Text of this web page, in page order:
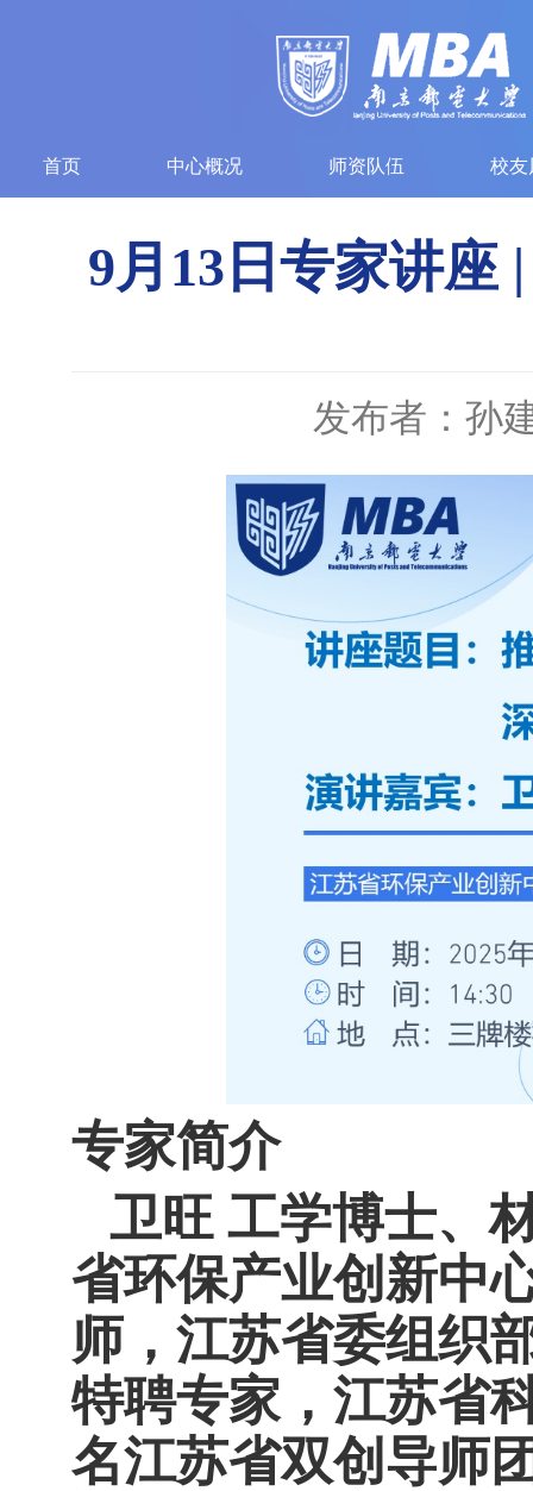
首页 中心概况 师资队伍 校友
9月13日专家讲座
发布者：孙
专家简介
卫旺 工学博士、
省环保产业创新中
师，江苏省委组织
特聘专家，江苏省
名江苏省双创导师